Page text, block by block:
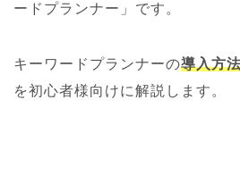
ードプランナー」です。
キーワードプランナーの導入方
を初心者様向けに解説します。